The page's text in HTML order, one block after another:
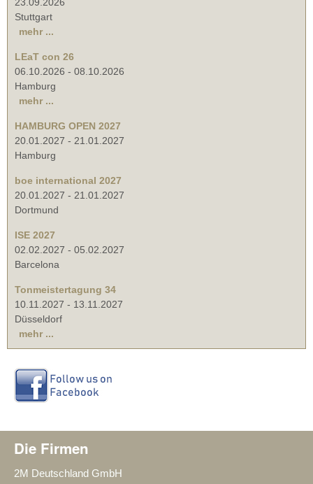
23.09.2026
Stuttgart
mehr ...
LEaT con 26
06.10.2026 - 08.10.2026
Hamburg
mehr ...
HAMBURG OPEN 2027
20.01.2027 - 21.01.2027
Hamburg
boe international 2027
20.01.2027 - 21.01.2027
Dortmund
ISE 2027
02.02.2027 - 05.02.2027
Barcelona
Tonmeistertagung 34
10.11.2027 - 13.11.2027
Düsseldorf
mehr ...
Die Firmen
2M Deutschland GmbH